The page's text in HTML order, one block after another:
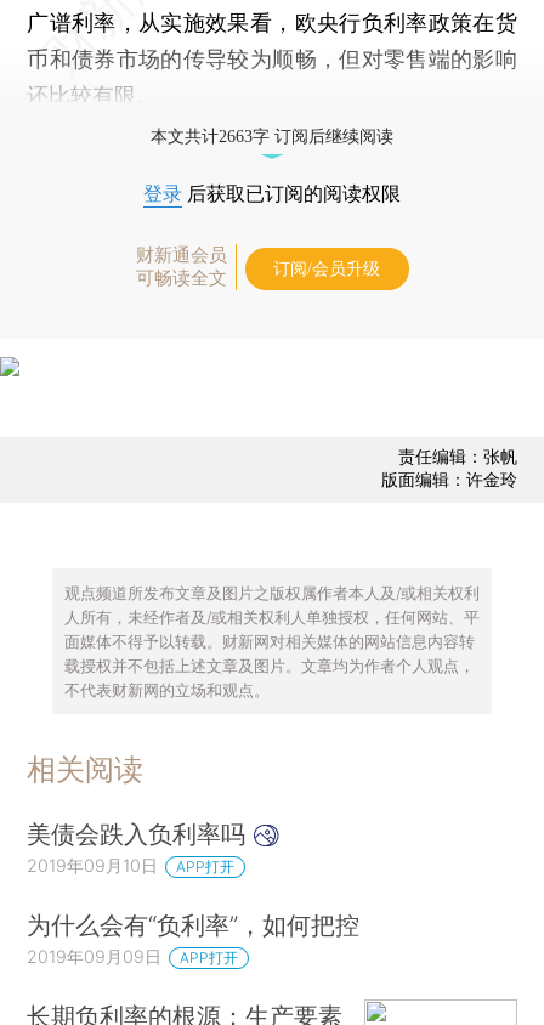
广谱利率，从实施效果看，欧央行负利率政策在货
币和债券市场的传导较为顺畅，但对零售端的影响
还比较有限。
本文共计2663字 订阅后继续阅读
登录 后获取已订阅的阅读权限
财新通会员
可畅读全文
订阅/会员升级
责任编辑：张帆
版面编辑：许金玲
观点频道所发布文章及图片之版权属作者本人及/或相关权利
人所有，未经作者及/或相关权利人单独授权，任何网站、平
面媒体不得予以转载。财新网对相关媒体的网站信息内容转
载授权并不包括上述文章及图片。文章均为作者个人观点，
不代表财新网的立场和观点。
相关阅读
美债会跌入负利率吗
2019年09月10日 APP打开
为什么会有“负利率”，如何把控
2019年09月09日 APP打开
长期负利率的根源：生产要素